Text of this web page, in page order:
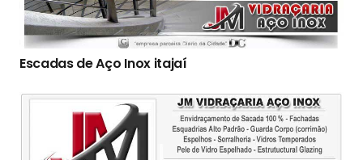
Escadas de Aço Inox itajaí